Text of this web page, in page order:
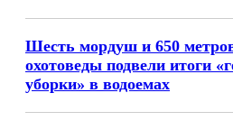
Шесть мордуш и 650
охотоведы подвели итоги
уборки» в водоемах